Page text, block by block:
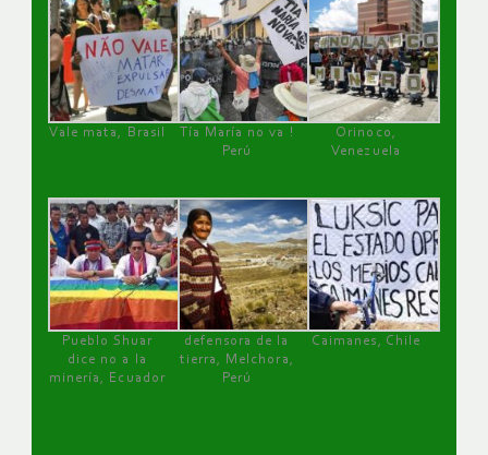
Vale mata, Brasil
Tía María no va !
Perú
Orinoco,
Venezuela
Pueblo Shuar
dice no a la
minería, Ecuador
defensora de la
tierra, Melchora,
Perú
Caimanes, Chile